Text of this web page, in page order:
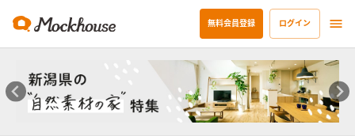
無料会員登録 ログイン